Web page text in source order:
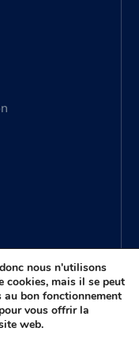
– tous droits
nous n'utilisons
cookies, mais il se peut
bon fonctionnement
vous offrir la
web.